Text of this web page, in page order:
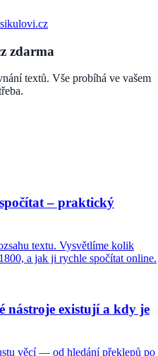
sikulovi.cz
zdarma
textů. Vše probíhá ve vašem
– praktický
textu. Vysvětlíme kolik
a jak ji rychle spočítat online.
nástroje existují a kdy je
věcí — od hledání překlepů po